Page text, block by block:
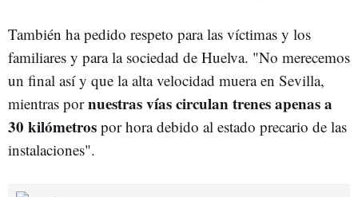
También ha pedido respeto para las víctimas y los
familiares y para la sociedad de Huelva. "No merecemos
un final así y que la alta velocidad muera en Sevilla,
mientras pornuestras vías circulan trenes apenas a
30 kilómetros por hora debido al estado precario de las
instalaciones".